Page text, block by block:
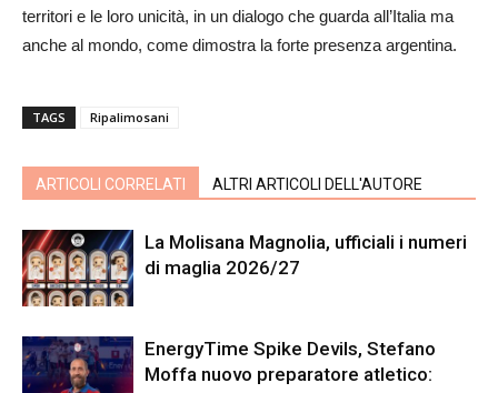
territori e le loro unicità, in un dialogo che guarda all’Italia ma
anche al mondo, come dimostra la forte presenza argentina.
TAGS Ripalimosani
ARTICOLI CORRELATI ALTRI ARTICOLI DELL'AUTORE
La Molisana Magnolia, ufficiali i numeri
di maglia 2026/27
EnergyTime Spike Devils, Stefano
Moffa nuovo preparatore atletico: